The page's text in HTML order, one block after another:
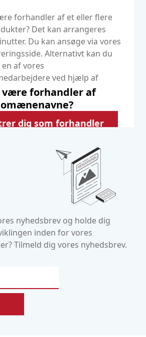
forhandler af et eller flere
Det kan arrangeres
Du kan ansøge via vores
Alternativt kan du
af vores
ved hjælp af
oplysninger.
være forhandler af
dig som forhandler
nyhedsbrev og holde dig
inden for vores
Tilmeld dig vores nyhedsbrev.